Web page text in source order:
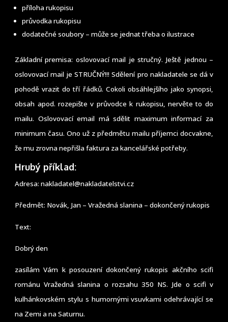
příloha rukopisu
průvodka rukopisu
dodatečné soubory – může se jednat třeba o ilustrace
Základní premisa: oslovovací mail je stručný. Ještě jednou –
oslovovací mail je STRUČNÝ!!! Sdělení pro nakladatele se dá v
pohodě vrazit do tří řádků. Cokoli obsáhlejšího jako synopsi,
obsah apod. rozepište v průvodce k rukopisu, nervěte to do
mailu. Oslovovací email má sdělit maximum informací za
minimum času. Ono už z předmětu mailu příjemci docvakne,
že mu zrovna nepřišla faktura za kancelářské potřeby.
Hrubý příklad:
Adresa: nakladatel@nakladatelstvi.cz
Předmět: Novák, Jan – Vražedná slanina – dokončený rukopis
Text:
Dobrý den
zasílám Vám k posouzení dokončený rukopis akčního scifi
románu Vražedná slanina o rozsahu 350 NS. Jde o scifi v
kulhánkovském stylu s humornými vsuvkami odehrávající se
na Zemi a na Saturnu.